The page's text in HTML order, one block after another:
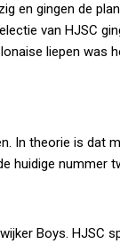
en gingen de
van HJSC
liepen
In theorie is dat
huidige nummer
Boys. HJSC